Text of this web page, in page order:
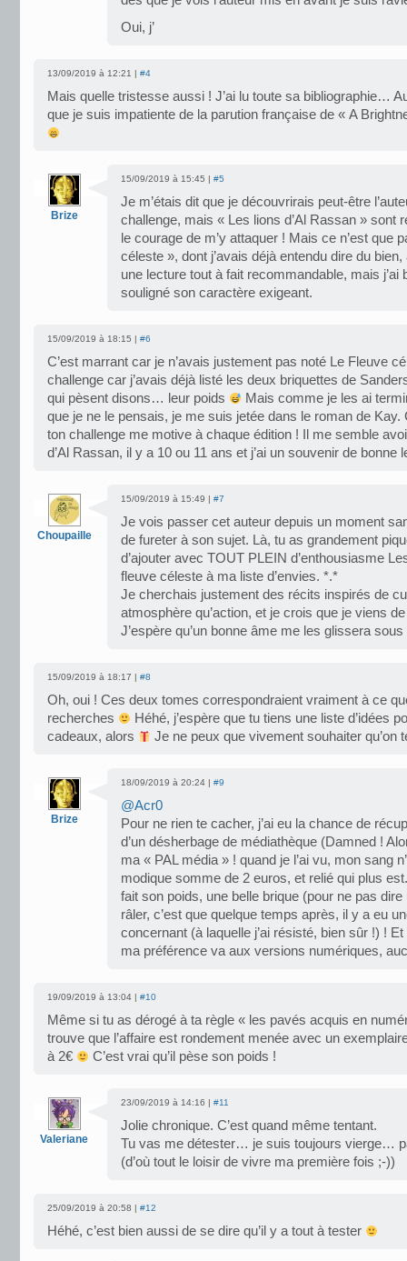
Oui, j’
13/09/2019 à 12:21 | #4
Mais quelle tristesse aussi ! J’ai lu toute sa bibliographie…
que je suis impatiente de la parution française de « A
Brize
15/09/2019 à 15:45 | #5
Je m’étais dit que je découvrirais peut-être
challenge, mais « Les lions d’Al Rassan » sont
le courage de m’y attaquer ! Mais ce n’est que
céleste », dont j’avais déjà entendu dire du bien,
une lecture tout à fait recommandable, mais j’ai
souligné son caractère exigeant.
15/09/2019 à 18:15 | #6
C’est marrant car je n’avais justement pas noté Le Fleuve
challenge car j’avais déjà listé les deux briquettes de
qui pèsent disons… leur poids
Mais comme je les ai
que je ne le pensais, je me suis jetée dans le roman de Kay.
ton challenge me motive à chaque édition ! Il me semble
d’Al Rassan, il y a 10 ou 11 ans et j’ai un souvenir de bonne
Choupaille
15/09/2019 à 15:49 | #7
Je vois passer cet auteur depuis un moment
de fureter à son sujet. Là, tu as grandement
d’ajouter avec TOUT PLEIN d’enthousiasme
fleuve céleste à ma liste d’envies. *.*
Je cherchais justement des récits inspirés de
atmosphère qu’action, et je crois que je viens
J’espère qu’un bonne âme me les glissera
15/09/2019 à 18:17 | #8
Oh, oui ! Ces deux tomes correspondraient vraiment à ce
recherches
Héhé, j’espère que tu tiens une liste d’idées
cadeaux, alors
Je ne peux que vivement souhaiter qu’on
Brize
18/09/2019 à 20:24 | #9
@Acr0
Pour ne rien te cacher, j’ai eu la chance de
d’un désherbage de médiathèque (Damned !
ma « PAL média » ! quand je l’ai vu, mon sang
modique somme de 2 euros, et relié qui plus
fait son poids, une belle brique (pour ne pas dire
râler, c’est que quelque temps après, il y a eu
concernant (à laquelle j’ai résisté, bien sûr !) !
ma préférence va aux versions numériques,
19/09/2019 à 13:04 | #10
Même si tu as dérogé à ta règle « les pavés acquis en
trouve que l’affaire est rondement menée avec un
à 2€
C’est vrai qu’il pèse son poids !
Valeriane
23/09/2019 à 14:16 | #11
Jolie chronique. C’est quand même tentant.
Tu vas me détester… je suis toujours vierge…
(d’où tout le loisir de vivre ma première fois ;-))
25/09/2019 à 20:58 | #12
Héhé, c’est bien aussi de se dire qu’il y a tout à tester